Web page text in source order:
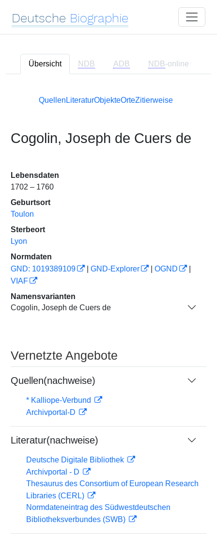
Deutsche Biographie
Übersicht NDB ADB NDB-online
Quellen LiteraturObjekteOrteZitierweise
Cogolin, Joseph de Cuers de
Lebensdaten
1702 – 1760
Geburtsort
Toulon
Sterbeort
Lyon
Normdaten
GND: 1019389109
GND-Explorer OGND
VIAF
Namensvarianten
Cogolin, Joseph de Cuers de
Vernetzte Angebote
Quellen(nachweise)
* Kalliope-Verbund
Archivportal-D
Literatur(nachweise)
Deutsche Digitale Bibliothek
Archivportal - D
Thesaurus des Consortium of European Research
Libraries (CERL)
Normdateneintrag des Südwestdeutschen
Bibliotheksverbundes (SWB)